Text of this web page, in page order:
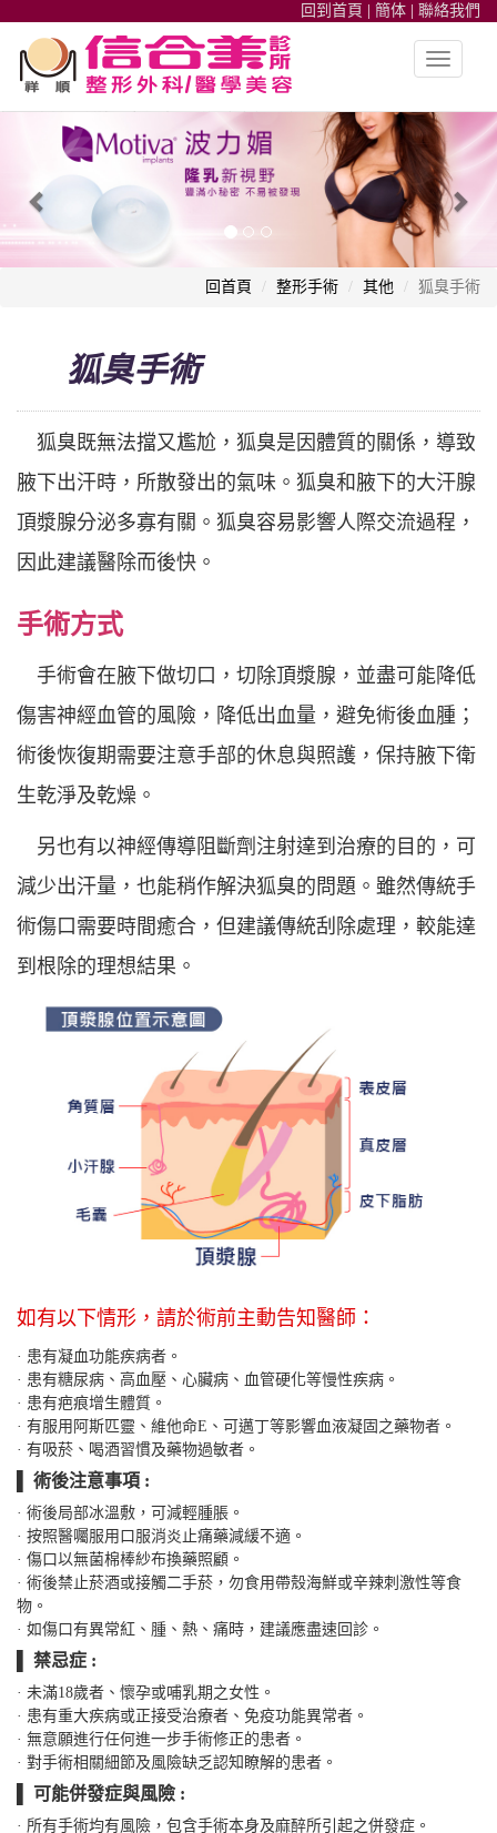
回到首頁 簡体 聯絡我們
Toggle
整形外科,高雄信合美整形,魔滴隆乳,隆鼻,雙眼皮,皮秒雷射,自體脂肪
Previous
回首頁 整形手術 其他 狐臭手術
狐臭手術
狐臭既無法擋又尷尬，狐臭是因體質的關係，導致
腋下出汗時，所散發出的氣味。狐臭和腋下的大汗腺
頂漿腺分泌多寡有關。狐臭容易影響人際交流過程，
因此建議醫除而後快。
手術方式
手術會在腋下做切口，切除頂漿腺，並盡可能降低
傷害神經血管的風險，降低出血量，避免術後血腫；
術後恢復期需要注意手部的休息與照護，保持腋下衛
生乾淨及乾燥。
另也有以神經傳導阻斷劑注射達到治療的目的，可
減少出汗量，也能稍作解決狐臭的問題。雖然傳統手
術傷口需要時間癒合，但建議傳統刮除處理，較能達
到根除的理想結果。
如有以下情形，請於術前主動告知醫師：
· 患有凝血功能疾病者。
· 患有糖尿病、高血壓、心臟病、血管硬化等慢性疾病。
· 患有疤痕增生體質。
· 有服用阿斯匹靈、維他命E、可邁丁等影響血液凝固之藥物者。
· 有吸菸、喝酒習慣及藥物過敏者。
▌ 術後注意事項 :
· 術後局部冰溫敷，可減輕腫脹。
· 按照醫囑服用口服消炎止痛藥減緩不適。
· 傷口以無菌棉棒紗布換藥照顧。
· 術後禁止菸酒或接觸二手菸，勿食用帶殼海鮮或辛辣刺激性等食
物。
· 如傷口有異常紅、腫、熱、痛時，建議應盡速回診。
▌ 禁忌症 :
· 未滿18歲者、懷孕或哺乳期之女性。
· 患有重大疾病或正接受治療者、免疫功能異常者。
· 無意願進行任何進一步手術修正的患者。
· 對手術相關細節及風險缺乏認知瞭解的患者。
▌ 可能併發症與風險 :
· 所有手術均有風險，包含手術本身及麻醉所引起之併發症。